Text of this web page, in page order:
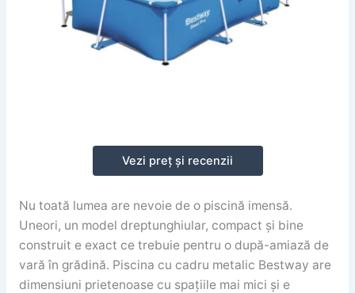
Vezi preț și recenzii
Nu toată lumea are nevoie de o piscină imensă.
Uneori, un model dreptunghiular, compact și bine
construit e exact ce trebuie pentru o după-amiază de
vară în grădină. Piscina cu cadru metalic Bestway are
dimensiuni prietenoase cu spațiile mai mici și e